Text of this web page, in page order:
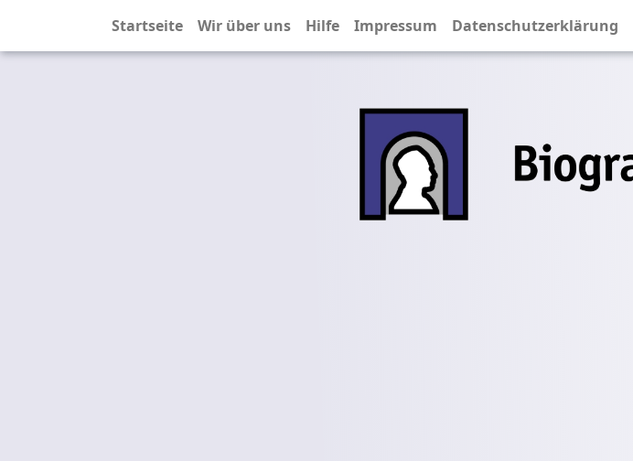
Startseite Wir über uns Hilfe Impressum Datenschutzerklärung